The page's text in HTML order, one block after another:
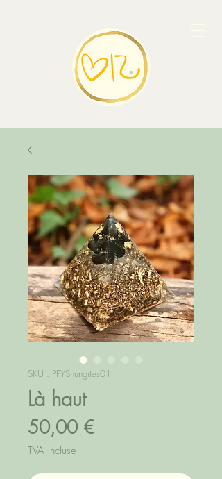
SKU : PPYShungites01
Là haut
50,00 €Prix
TVA Incluse